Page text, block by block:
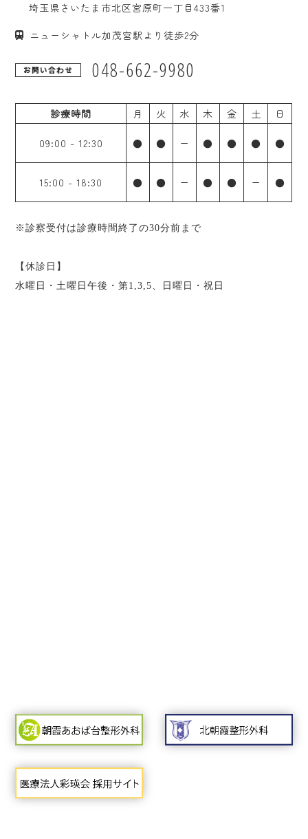
埼玉県 さいたま市北区宮原町一丁目433番1
ニューシャトル加茂宮駅より徒歩2分
お問い合わせ 048-662-9980
診療時間 月 火 水 木 金 土 日
09:00 - 12:30 ● ● ー ● ● ● ●
15:00 - 18:30 ● ● ー ● ● ー ●
※診察受付は診療時間終了の30分前まで
【休診日】
水曜日・土曜日午後・第1,3,5、日曜日・祝日